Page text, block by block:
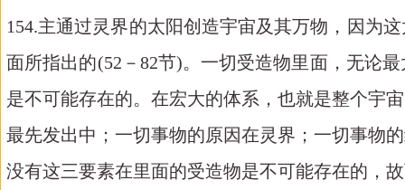
154.主通过灵界的太阳创造宇宙及其万物，因为
面所指出的(52－82节)。一切受造物里面，无论
是不可能存在的。在宏大的体系，也就是整个宇
最先发出中；一切事物的原因在灵界；一切事物
没有这三要素在里面的受造物是不可能存在的，